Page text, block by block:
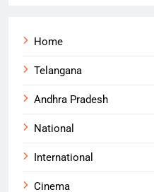
Home
Telangana
Andhra Pradesh
National
International
Cinema